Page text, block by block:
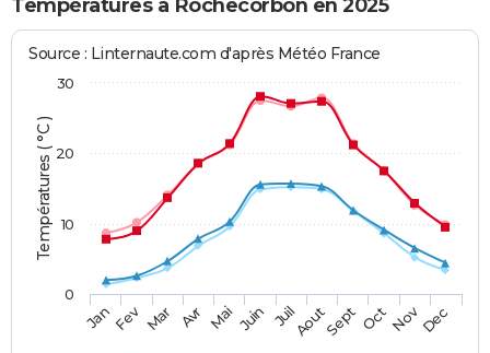
Températures à Rochecorbon en 2025
Températures ( °C )
Source : Linternaute.com d'après Météo France
JanFev Mar Avr Mai Juin JuilAoutSept OctNovDec
0
10
20
30